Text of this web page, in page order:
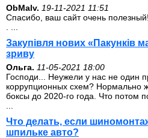
ОbMalv. 19-11-2021 11:51
Спасибо, ваш сайт очень полезный!
Закупівля нових «Пакунків
зриву
Ольга. 11-05-2021 18:00
Господи... Неужели у нас не один
коррупционных схем? Нормально
боксы до 2020-го года. Что потом
Что делать, если
шпильке авто?